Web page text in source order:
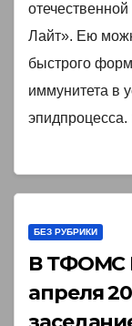
Лайт». Ею
быстрого
иммунитета в
БЕЗ РУБРИКИ
В ТФОМС
апреля